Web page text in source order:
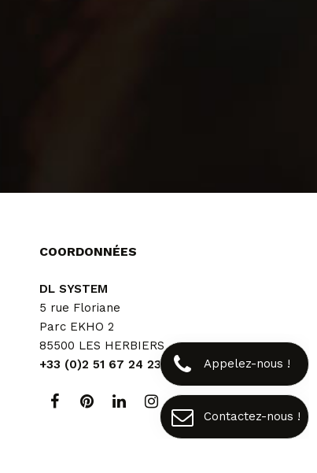
COORDONNÉES
DL SYSTEM
5 rue Floriane
Parc EKHO 2
85500 LES HERBIERS
+33 (0)2 51 67 24 23
Appelez-nous !
Contactez-nous !